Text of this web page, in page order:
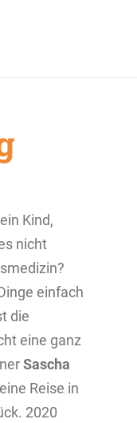
Kind,
nicht
einfach
die
eine ganz
Sascha
Reise in
2020